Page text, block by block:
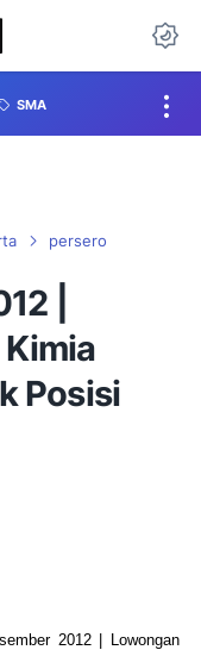
SMA
persero
|
Posisi
2012 | Lowongan